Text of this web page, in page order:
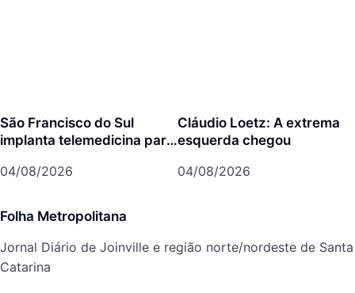
São Francisco do Sul
implanta telemedicina para
SUS
04/08/2026
Cláudio Loetz: A extrema
esquerda chegou
04/08/2026
Folha Metropolitana
Jornal Diário de Joinville e região norte/nordeste de Santa
Catarina